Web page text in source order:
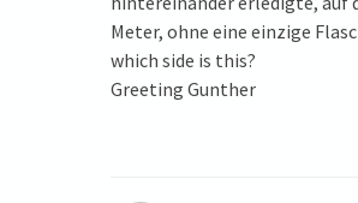
Meter, ohne eine einzige
which side is this?
Greeting Gunther